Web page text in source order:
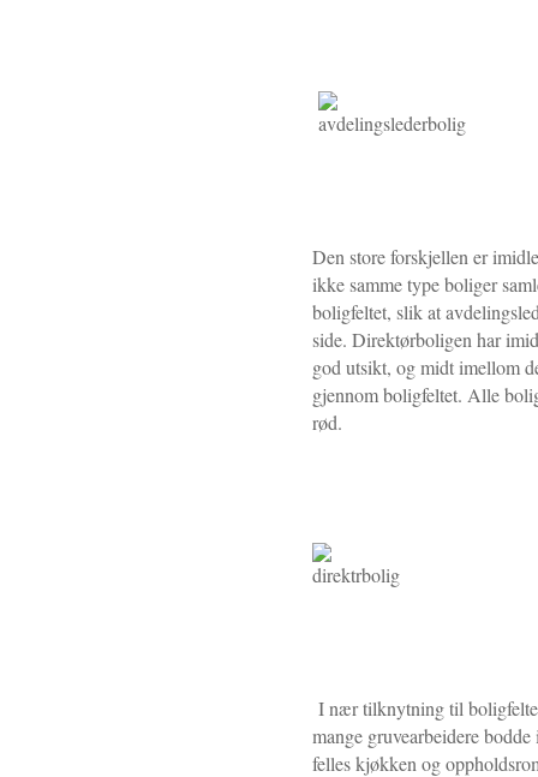
Den store forskjellen er
ikke samme type boliger
boligfeltet, slik at
side. Direktørboligen har
god utsikt, og midt imellom
gjennom boligfeltet. Alle
rød.
I nær tilknytning til
mange gruvearbeidere
felles kjøkken og